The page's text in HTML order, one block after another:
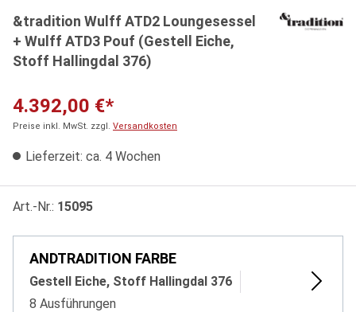
&tradition Wulff ATD2 Loungesessel
+ Wulff ATD3 Pouf (Gestell Eiche,
Stoff Hallingdal 376)
4.392,00 €*
Preise inkl. MwSt. zzgl. Versandkosten
Lieferzeit: ca. 4 Wochen
Art.-Nr.: 15095
ANDTRADITION FARBE
Gestell Eiche, Stoff Hallingdal 376
8 Ausführungen